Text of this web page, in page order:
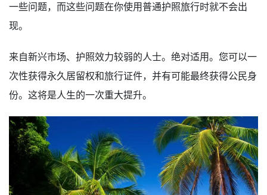
一些问题，而这些问题在你使用普通护照旅行时就不会出
现。
来自新兴市场、护照效力较弱的人士。绝对适用。您可以一
次性获得永久居留权和旅行证件，并有可能最终获得公民身
份。这将是人生的一次重大提升。